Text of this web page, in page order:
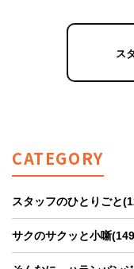
ス
CATEGORY
スタッフのひとりごと
サクのサクッと小噺